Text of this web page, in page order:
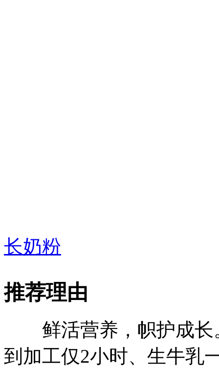
长奶粉
推荐理由
鲜活营养，帜护成长
到加工仅2小时、生牛乳